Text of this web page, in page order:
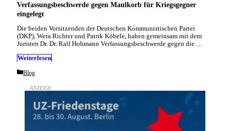
Verfassungsbeschwerde gegen Maulkorb für Kriegsgegner
eingelegt
Die beiden Vorsitzenden der Deutschen Kommunistischen Partei
(DKP), Wera Richter und Patrik Köbele, haben gemeinsam mit dem
Juristen Dr. Dr. Ralf Hohmann Verfassungsbeschwerde gegen die …
Weiterlesen
Categories
Blog